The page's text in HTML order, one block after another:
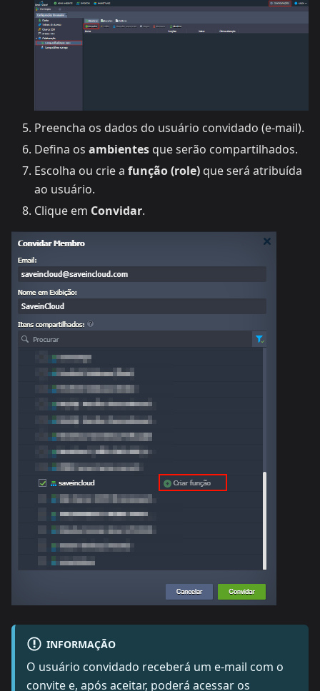
Preencha os dados do usuário convidado (e-mail).
Defina os ambientes que serão compartilhados.
Escolha ou crie a função (role) que será atribuída
ao usuário.
Clique em Convidar.
INFORMAÇÃO
O usuário convidado receberá um e-mail com o
convite e, após aceitar, poderá acessar os